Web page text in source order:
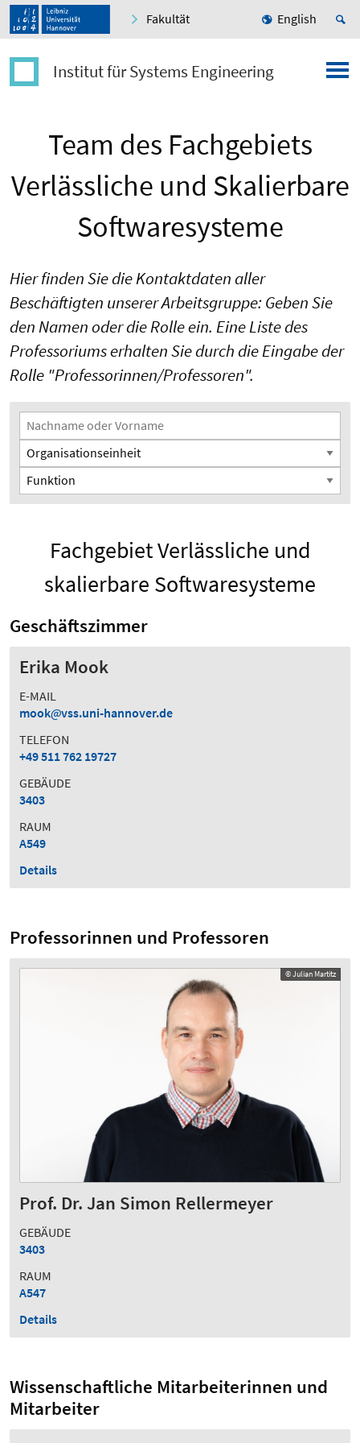
Fakultät English
Institut für Systems Engineering
Team des Fachgebiets
Verlässliche und Skalierbare
Softwaresysteme
Hier finden Sie die Kontaktdaten aller
Beschäftigten unserer Arbeitsgruppe: Geben Sie
den Namen oder die Rolle ein. Eine Liste des
Professoriums erhalten Sie durch die Eingabe der
Rolle "Professorinnen/Professoren".
Suchfilter
Nachname oder Vorname
Organisationseinheit
Funktion
Fachgebiet Verlässliche und
skalierbare Softwaresysteme
Geschäftszimmer
Erika Mook
E-MAIL
mook
vss.uni-hannover.de
TELEFON
+49 511 762 19727
GEBÄUDE
3403
RAUM
A549
Details
Professorinnen und Professoren
Prof. Dr. Jan Simon Rellermeyer
GEBÄUDE
3403
RAUM
A547
Details
© Julian Martitz
Wissenschaftliche Mitarbeiterinnen und
Mitarbeiter